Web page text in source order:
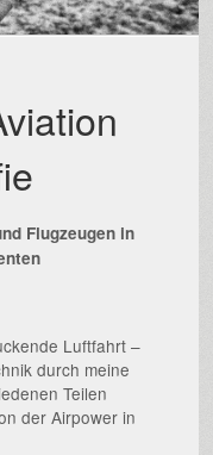
Flugzeugen in
Luftfahrt –
durch meine
Teilen
der Airpower in